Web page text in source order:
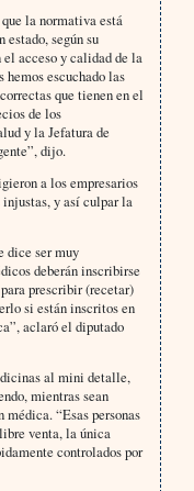
la normativa está
estado, según su
acceso y calidad de la
escuchado las
que tienen en el
de los
y la Jefatura de
dijo.
a los empresarios
y así culpar la
dice ser muy
deberán inscribirse
prescribir (recetar)
si están inscritos en
aclaró el diputado
al mini detalle,
mientras sean
“Esas personas
venta, la única
controlados por